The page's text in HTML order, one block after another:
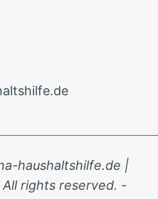
haushaltshilfe.de |
All rights reserved. -